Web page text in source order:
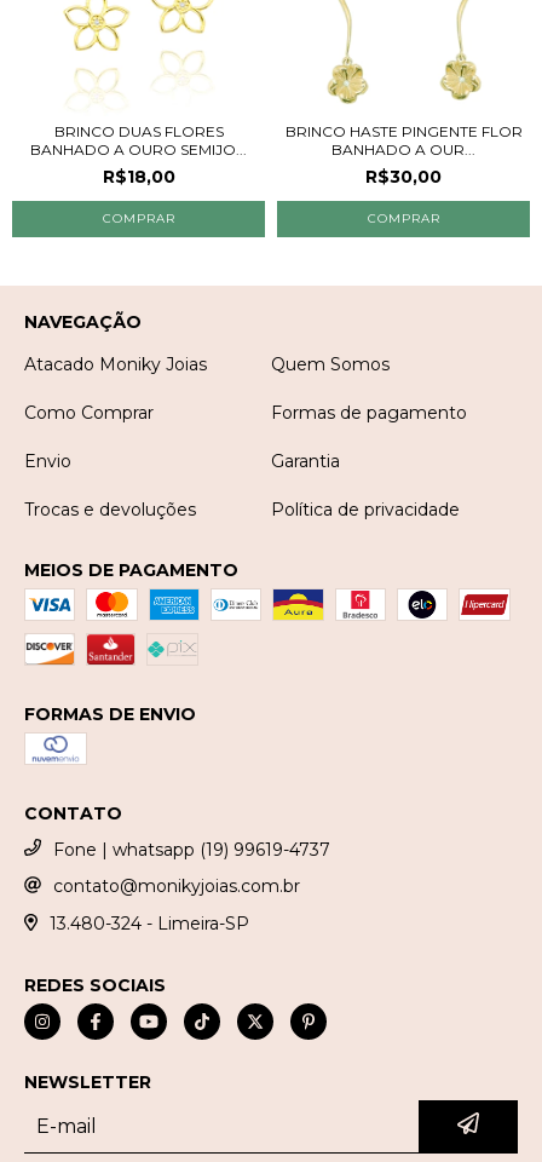
BRINCO DUAS FLORES
BANHADO A OURO SEMIJO...
R$18,00
BRINCO HASTE PINGENTE FLOR
BANHADO A OUR...
R$30,00
NAVEGAÇÃO
Atacado Moniky Joias
Quem Somos
Como Comprar Formas de pagamento
Envio Garantia
Trocas e devoluções Política de privacidade
MEIOS DE PAGAMENTO
FORMAS DE ENVIO
CONTATO
Fone | whatsapp (19) 99619-4737
contato@monikyjoias.com.br
13.480-324 - Limeira-SP
REDES SOCIAIS
NEWSLETTER